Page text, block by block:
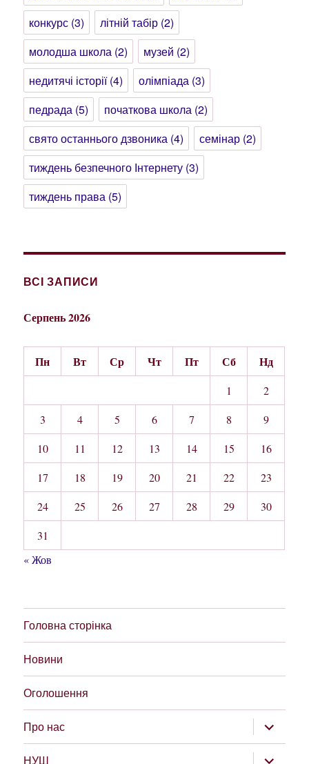
конкурс (3) літній табір (2)
молодша школа (2) музей (2)
недитячі історії(4) олімпіада (3)
педрада (5) початкова школа (2)
свято останнього дзвоника (4) семінар (2)
тиждень безпечного Інтернету (3)
тиждень права (5)
ВСІ ЗАПИСИ
Серпень 2026
Пн Вт Ср Чт Пт Сб Нд
1
2
3
4 5 6 7 8
9
10
11 12 13 14 15
16
17
18 19 20 21 22
23
24
25 26 27 28 29
30
31
« Жов
Головна сторінка
Новини
Оголошення
Про нас
підменю
НУШ